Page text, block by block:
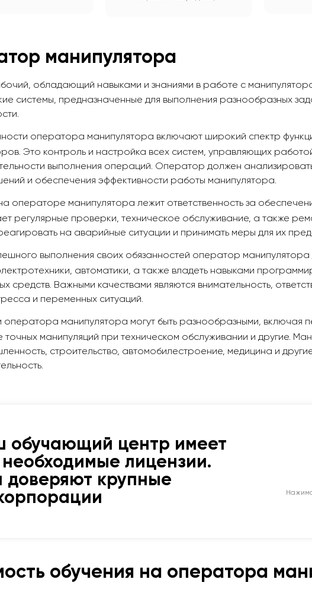
манипулятора
обладающий навыками и знаниями в работе с
системы, предназначенные для выполнения разнообразных
оператора манипулятора включают широкий спектр
Это контроль и настройка всех систем, управляющих
выполнения операций. Оператор должен
и обеспечения эффективности работы манипулятора.
операторе манипулятора лежит ответственность за
регулярные проверки, техническое обслуживание, а также
на аварийные ситуации и принимать меры для их
выполнения своих обязанностей оператор манипулятора
автоматики, а также владеть навыками
средств. Важными качествами являются внимательность,
и переменных ситуаций.
оператора манипулятора могут быть разнообразными, включая
точных манипуляций при техническом обслуживании и другие.
строительство, автомобилестроение, медицина и
обучающий центр имеет
необходимые лицензии.
доверяют крупные
обучения на оператора